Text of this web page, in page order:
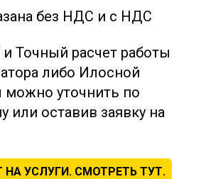
без НДС и с НДС
Точный расчет работы
либо Илосной
уточнить по
или оставив заявку на
НА УСЛУГИ. СМОТРЕТЬ ТУТ.